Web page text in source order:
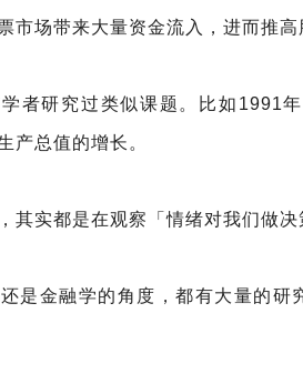
市场带来大量资金流入，进而推高
者研究过类似课题。比如1991
产总值的增长。
其实都是在观察「情绪对我们做决
是金融学的角度，都有大量的研